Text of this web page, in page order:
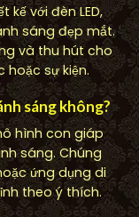
với đèn LED,
sáng đẹp mắt.
và thu hút cho
sự kiện.
sáng không?
hình con giáp
sáng. Chúng
ứng dụng di
theo ý thích.